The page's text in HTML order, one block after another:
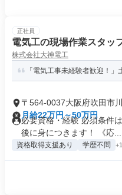
正社員
電気工の現場作業スタッ
株式会社大神電工
「電気工事未経験者歓迎！」
〒564-0037大阪府吹田市
月給22万円～50万円
必要資格・経験 必須条件
後に身につきます！ 《応...
資格取得支援あり 学歴不問